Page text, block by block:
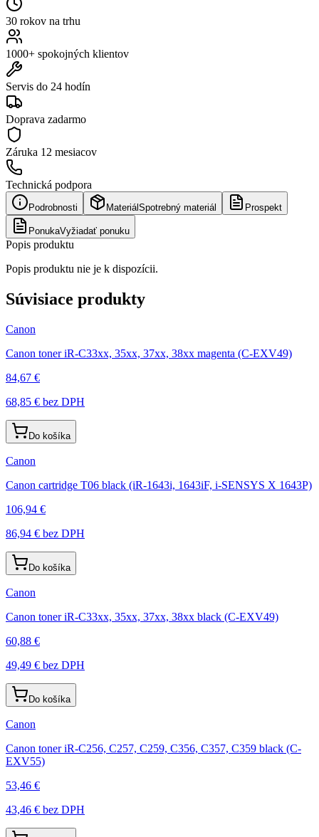
30 rokov na trhu
1000+ spokojných klientov
Servis do 24 hodín
Doprava zadarmo
Záruka 12 mesiacov
Technická podpora
Podrobnosti Materiál Spotrebný materiál Prospekt
PonukaVyžiadať ponuku
Popis produktu
Popis produktu nie je k dispozícii.
Súvisiace produkty
Canon
Canon toner iR-C33xx, 35xx, 37xx, 38xx magenta (C-EXV49)
84,67 €
68,85 € bez DPH
Do košíka
Canon
Canon cartridge T06 black (iR-1643i, 1643iF, i-SENSYS X 1643P)
106,94 €
86,94 € bez DPH
Do košíka
Canon
Canon toner iR-C33xx, 35xx, 37xx, 38xx black (C-EXV49)
60,88 €
49,49 € bez DPH
Do košíka
Canon
Canon toner iR-C256, C257, C259, C356, C357, C359 black (C-
EXV55)
53,46 €
43,46 € bez DPH